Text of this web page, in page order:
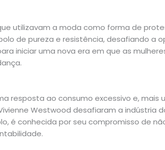
utilizavam a moda como forma de
de pureza e resistência, desafiando a
iniciar uma nova era em que as
resposta ao consumo excessivo e, mais
Westwood desafiaram a indústria
é conhecida por seu compromisso de